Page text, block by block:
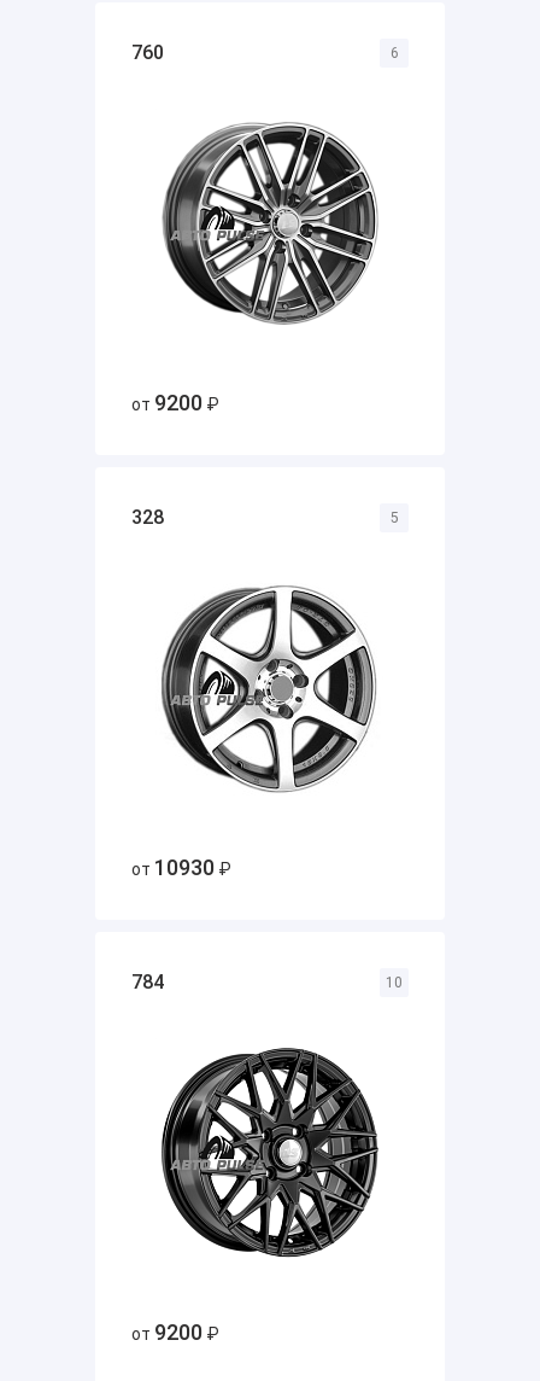
760
от 9200 ₽
6
328
от 10930 ₽
5
784
от 9200 ₽
10